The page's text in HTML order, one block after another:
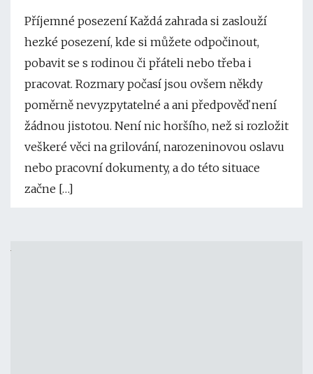
Příjemné posezení Každá zahrada si zaslouží
hezké posezení, kde si můžete odpočinout,
pobavit se s rodinou či přáteli nebo třeba i
pracovat. Rozmary počasí jsou ovšem někdy
poměrně nevyzpytatelné a ani předpověď není
žádnou jistotou. Není nic horšího, než si rozložit
veškeré věci na grilování, narozeninovou oslavu
nebo pracovní dokumenty, a do této situace
začne […]